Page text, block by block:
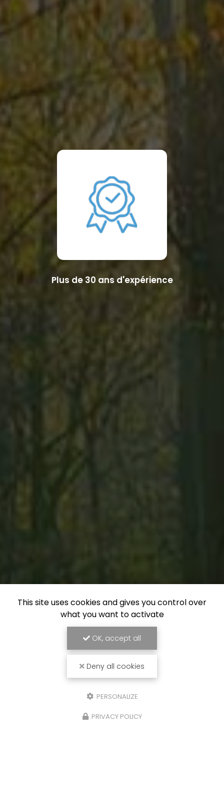
Plus de 30 ans d'expérience
This site uses cookies and gives you control over
what you want to activate
OK, accept all
Deny all cookies
PERSONALIZE
PRIVACY POLICY